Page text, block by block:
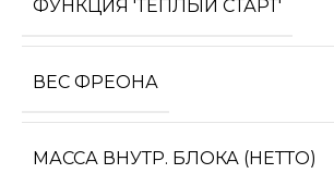
ФУНКЦИЯ 'ТЕПЛЫЙ СТАРТ'
ВЕС ФРЕОНА
МАССА ВНУТР. БЛОКА (НЕТТО)